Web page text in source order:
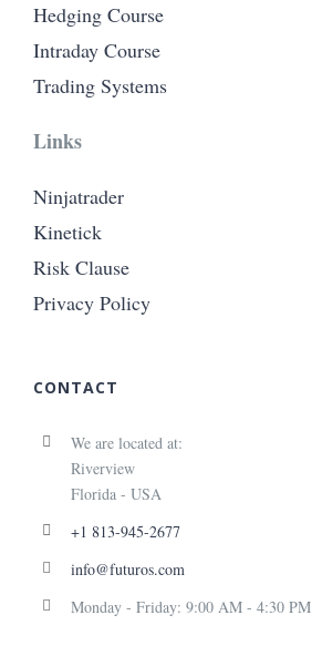
Hedging Course
Intraday Course
Trading Systems
Links
Ninjatrader
Kinetick
Risk Clause
Privacy Policy
CONTACT
We are located at:
Riverview
Florida - USA
+1 813-945-2677
info@futuros.com
Monday - Friday: 9:00 AM - 4:30 PM